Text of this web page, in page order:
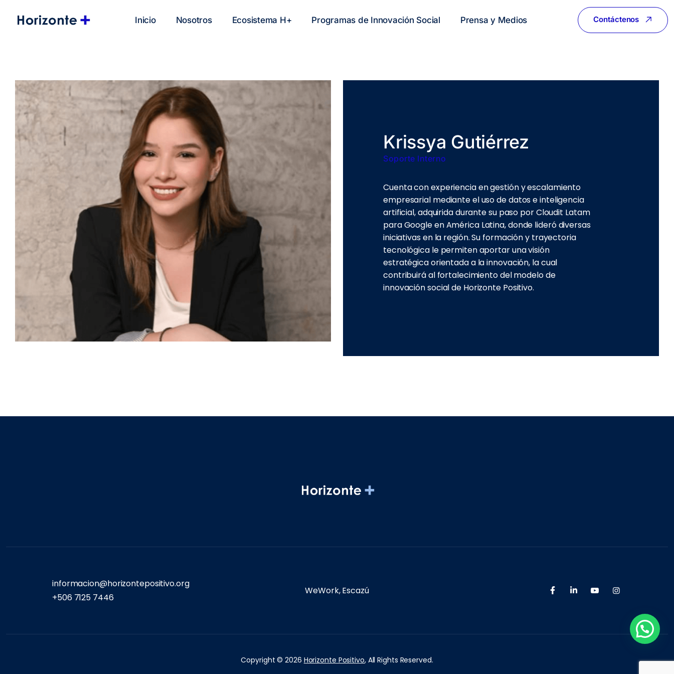
Inicio Nosotros Ecosistema H+ Programas de Innovación Social Prensa y Medios Contáctenos
Krissya Gutiérrez
Soporte Interno
Cuenta con experiencia en gestión y escalamiento
empresarial mediante el uso de datos e inteligencia
artificial, adquirida durante su paso por Cloudit Latam
para Google en América Latina, donde lideró diversas
iniciativas en la región. Su formación y trayectoria
tecnológica le permiten aportar una visión
estratégica orientada a la innovación, la cual
contribuirá al fortalecimiento del modelo de
innovación social de Horizonte Positivo.
informacion@horizontepositivo.org
+506 7125 7446
WeWork, Escazú
Copyright © 2026 Horizonte Positivo, All Rights Reserved.